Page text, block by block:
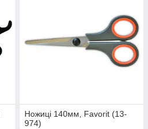
Ножиці 140мм, Favorit (13-
974)